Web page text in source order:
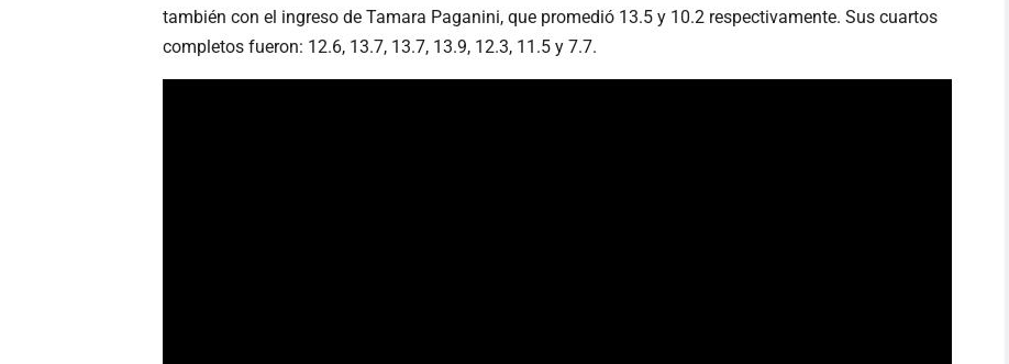
también con el ingreso de Tamara Paganini, que promedió 13.5 y 10.2 respectivamente. Sus cuartos
completos fueron: 12.6, 13.7, 13.7, 13.9, 12.3, 11.5 y 7.7.